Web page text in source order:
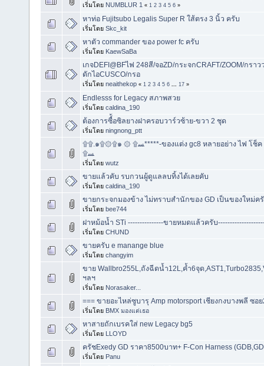
เริ่มโดย NUMBLUR 1 « 1 2 3 4 5 6 »
หาท่อ Fujitsubo Legalis Super R ใส้ตรง 3 นิ้ว ครับ
เริ่มโดย Skc_kit
หาตัว commander ของ power fc ครับ
เริ่มโดย KaewSaBa
เกจDEFI@BFไฟ 248สี/จอZD/กระจกCRAFT/ZOOM/กราว
ดักไอCUSCO/กรอ
เริ่มโดย neaithekop « 1 2 3 4 5 6 17 »
Endlesss for Legacy สภาพสวย
เริ่มโดย caldina_190
ต้องการซื์้อซิลยางฝาครอบวาร์วซ้าย-ขวา 2 ชุด
เริ่มโดย ningnong_ptt
۩۩.๑۩۞۩๑ ۞ ۩ﺴ*****-ของแต่ง gc8 หลายอย่าง ไฟ โช็ค oil Defi *****۩۩.๑۩۞۩๑ ۞
۩ﺴ
เริ่มโดย wutz
ขายแล้วคับ รบกวนผู้ดูแลลบทิ้งได้เลยคับ
เริ่มโดย caldina_190
ขายกระจกมองข้าง ไม่ทราบสำนักของ GD เป็นของใหม่ค
เริ่มโดย bee744
ฝาหม้อน้ำ STi ---------------ขายหมดแล้วครับ
เริ่มโดย CHUND
ขายครับ e manange blue
เริ่มโดย changyim
ขาย Wallbro255L,ถังฉีดน้ำ12L,ค้ำ6จุด
ฯลฯ
เริ่มโดย Norasaker...
=== ขายอะไหล่ซูบารุ Amp motorsport เชียงกงบางพลี ซอย
เริ่มโดย BMX มองแต่เธอ
หาสายถักเบรคใส่ new Legacy bg5
เริ่มโดย LLOYD
ครัชExedy GD ราคา8500บาท+ F-Con Harness
เริ่มโดย Panu